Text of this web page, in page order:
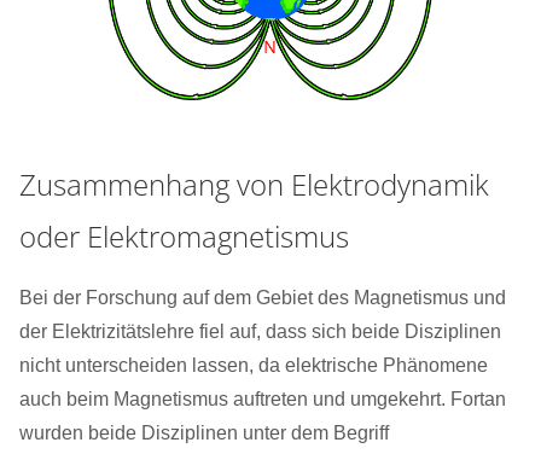
Zusammenhang von Elektrodynamik
oder Elektromagnetismus
Bei der Forschung auf dem Gebiet des Magnetismus und
der Elektrizitätslehre fiel auf, dass sich beide Disziplinen
nicht unterscheiden lassen, da elektrische Phänomene
auch beim Magnetismus auftreten und umgekehrt. Fortan
wurden beide Disziplinen unter dem Begriff